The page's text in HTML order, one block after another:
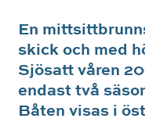
En
skick och med
Sjösatt våren
endast två
Båten visas i